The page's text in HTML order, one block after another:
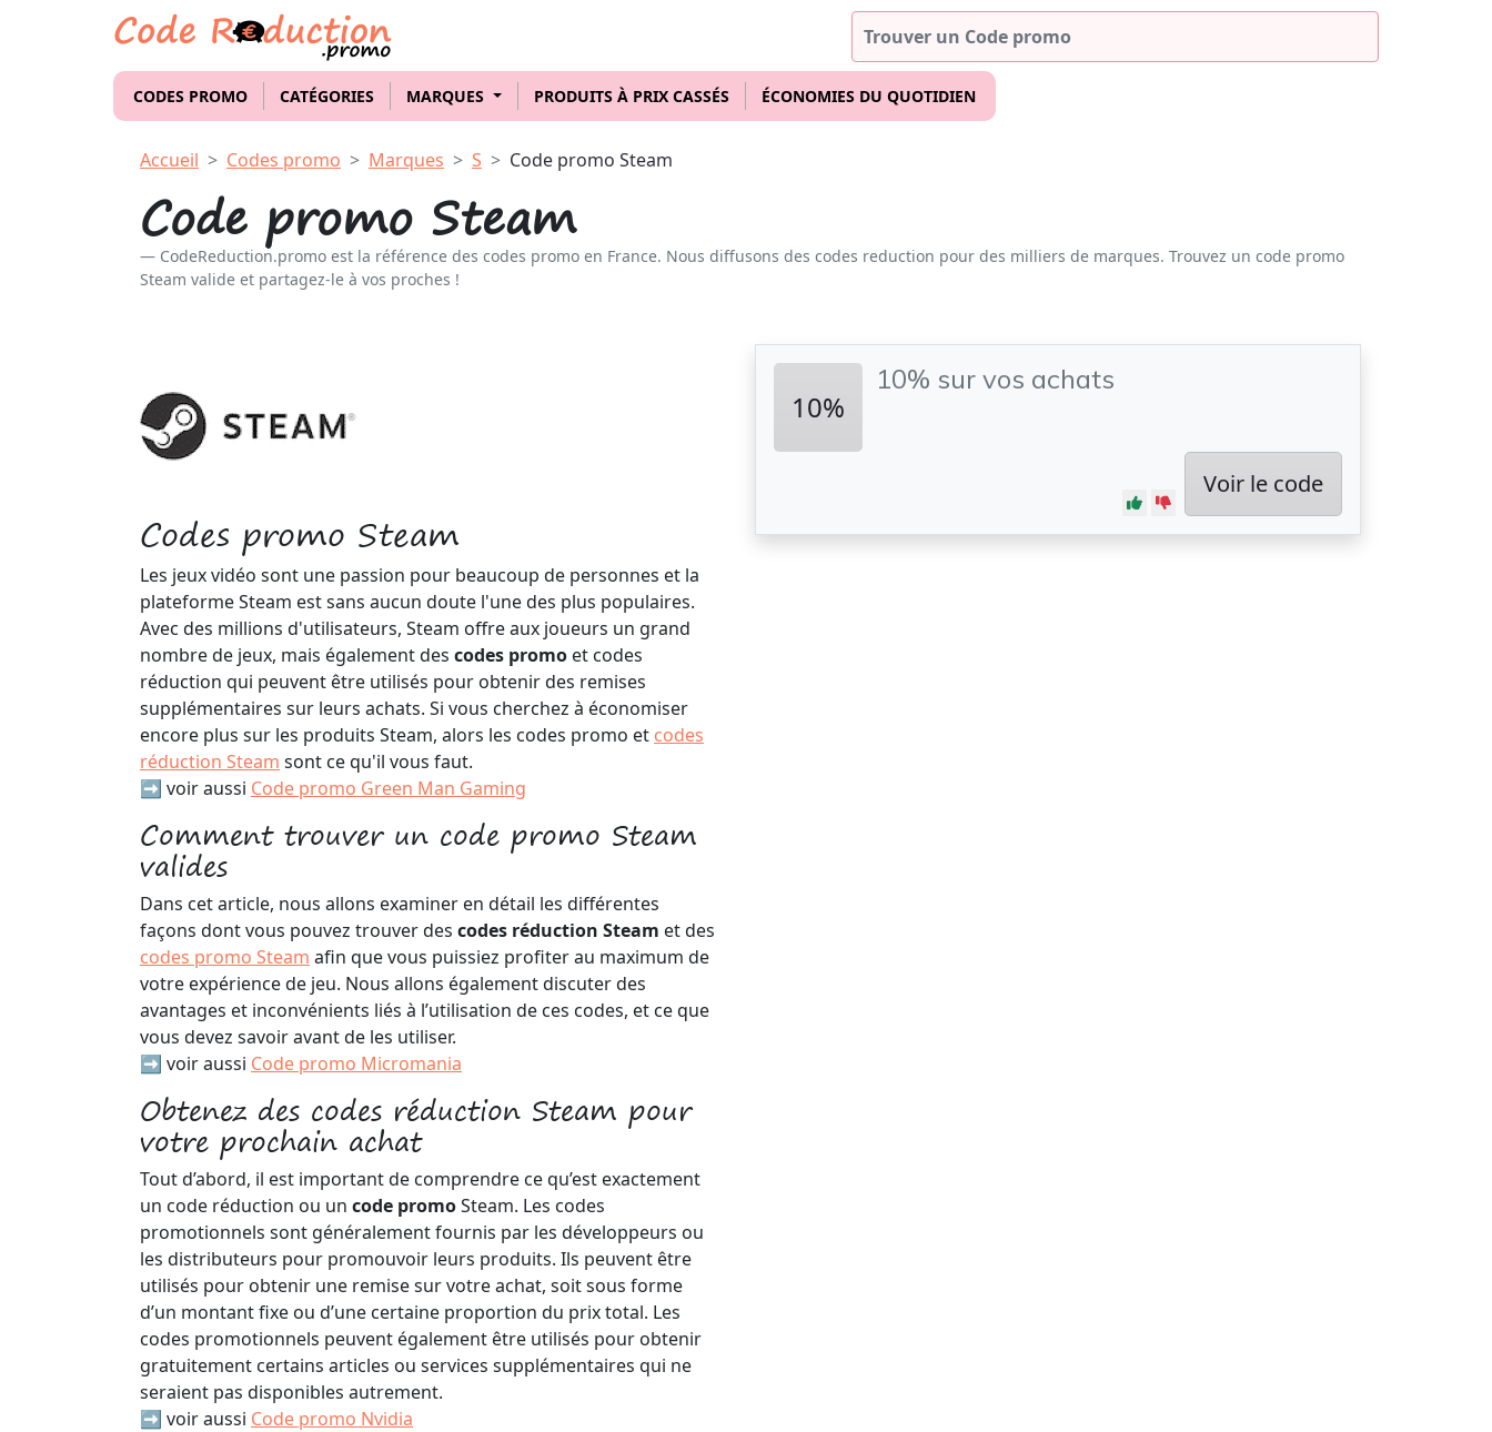
CODES PROMO CATÉGORIES MARQUES PRODUITS À PRIX CASSÉS ÉCONOMIES DU QUOTIDIEN
Accueil Codes promo Marques S Code promo Steam
Code promo Steam
CodeReduction.promo est la référence des codes promo en France. Nous diffusons des codes reduction pour des milliers de marques. Trouvez un code promo
Steam valide et partagez-le à vos proches !
Codes promo Steam
Les jeux vidéo sont une passion pour beaucoup de personnes et la
plateforme Steam est sans aucun doute l'une des plus populaires.
Avec des millions d'utilisateurs, Steam offre aux joueurs un grand
nombre de jeux, mais également des codes promo et codes
réduction qui peuvent être utilisés pour obtenir des remises
supplémentaires sur leurs achats. Si vous cherchez à économiser
encore plus sur les produits Steam, alors les codes promo et codes
réduction Steam sont ce qu'il vous faut.
➡️ voir aussi Code promo Green Man Gaming
Comment trouver un code promo Steam
valides
Dans cet article, nous allons examiner en détail les différentes
façons dont vous pouvez trouver des codes réduction Steam et des
codes promo Steam afin que vous puissiez profiter au maximum de
votre expérience de jeu. Nous allons également discuter des
avantages et inconvénients liés à l’utilisation de ces codes, et ce que
vous devez savoir avant de les utiliser.
➡️ voir aussi Code promo Micromania
Obtenez des codes réduction Steam pour
votre prochain achat
Tout d’abord, il est important de comprendre ce qu’est exactement
un code réduction ou un code promoSteam. Les codes
promotionnels sont généralement fournis par les développeurs ou
les distributeurs pour promouvoir leurs produits. Ils peuvent être
utilisés pour obtenir une remise sur votre achat, soit sous forme
d’un montant fixe ou d’une certaine proportion du prix total. Les
codes promotionnels peuvent également être utilisés pour obtenir
gratuitement certains articles ou services supplémentaires qui ne
seraient pas disponibles autrement.
➡️ voir aussi Code promo Nvidia
10%
10% sur vos achats
Voir le code